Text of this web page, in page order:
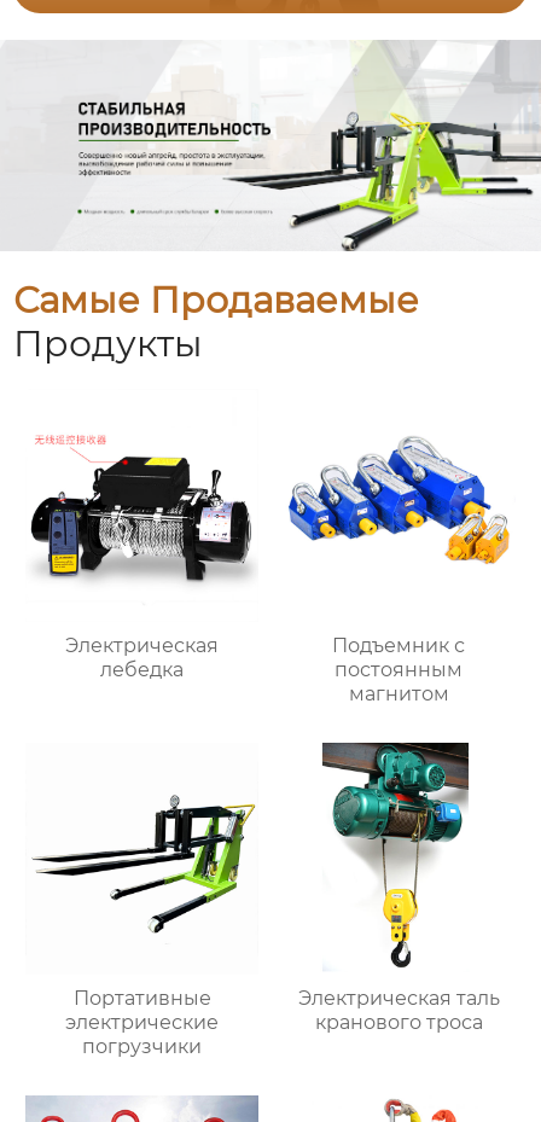
Самые Продаваемые
Продукты
Электрическая
лебедка
Подъемник с
постоянным
магнитом
Портативные
электрические
погрузчики
Электрическая таль
кранового троса